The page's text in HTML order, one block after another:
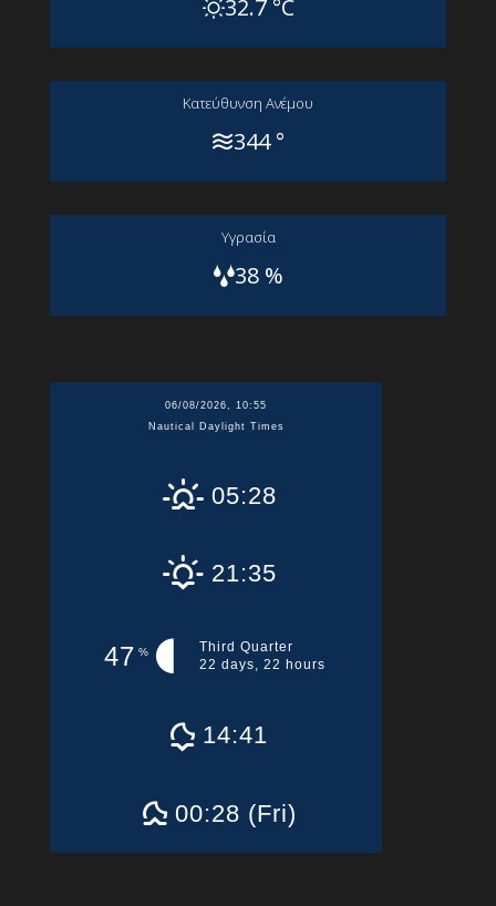
32.7 °C
Kατεύθυνση Aνέμου
344 °
Yγρασία
38 %
06/08/2026, 10:55
Nautical Daylight Times
05:28
21:35
47 %
Third Quarter
22 days, 22 hours
14:41
00:28 (Fri)